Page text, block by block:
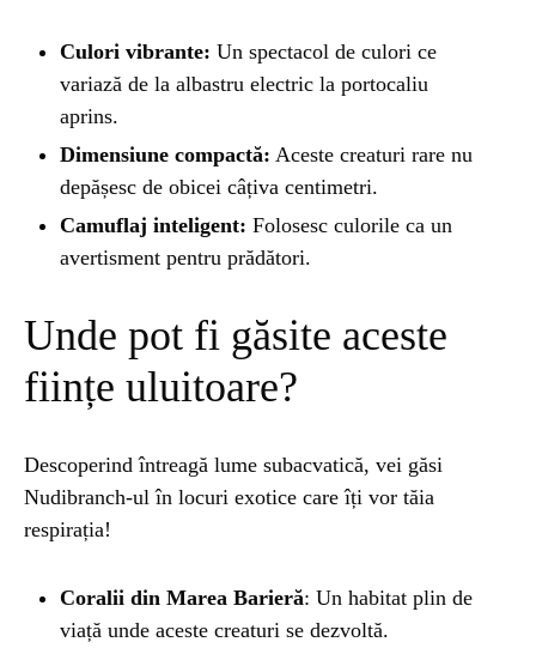
Culori vibrante: Un spectacol de culori ce
variază de la albastru electric la portocaliu
aprins.
Dimensiune compactă: Aceste creaturi rare nu
depășesc de obicei câțiva centimetri.
Camuflaj inteligent: Folosesc culorile ca un
avertisment pentru prădători.
Unde pot fi găsite aceste
ființe uluitoare?
Descoperind întreagă lume subacvatică, vei găsi
Nudibranch-ul în locuri exotice care îți vor tăia
respirația!
Coralii din Marea Barieră: Un habitat plin de
viață unde aceste creaturi se dezvoltă.
Ai simțit vreodată deja-vu? Află de ce se
întâmplă